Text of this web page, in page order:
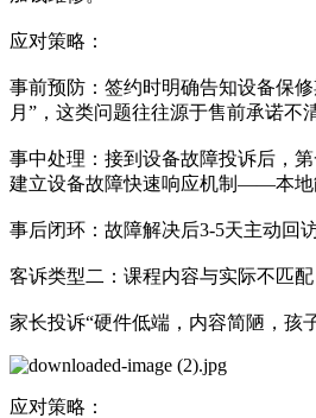
应对策略：
事前预防：签约时明确告知设备保
月”，这类问题往往源于售前承诺不
事中处理：接到设备故障投诉后，
建立设备故障快速响应机制——本地
事后闭环：故障解决后3-5天主动回
客诉类型二：课程内容与实际不匹配
家长投诉“硬件低端，内容简陋，孩
应对策略：